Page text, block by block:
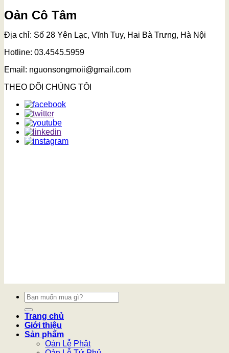
Oản Cô Tâm
Địa chỉ: Số 28 Yên Lạc, Vĩnh Tuy, Hai Bà Trưng, Hà Nội
Hotline: 03.4545.5959
Email: nguonsongmoii@gmail.com
THEO DÕI CHÚNG TÔI
Tìm
kiếm:
Trang chủ
Giới thiệu
Sản phẩm
Oản Lễ Phật